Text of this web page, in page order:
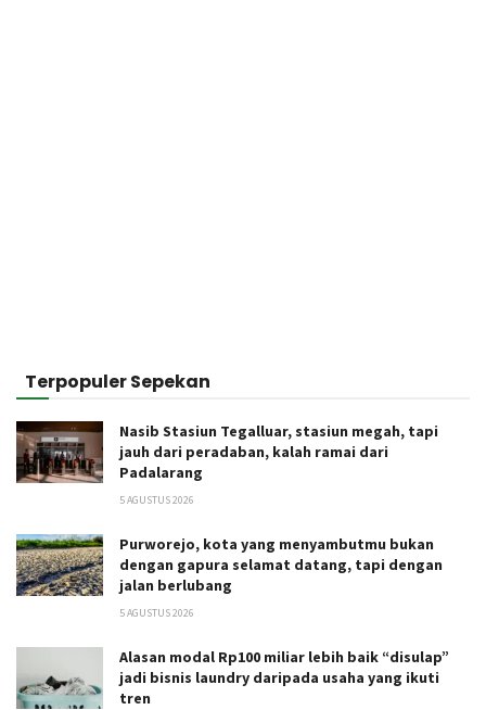
Terpopuler Sepekan
Nasib Stasiun Tegalluar, stasiun megah, tapi
jauh dari peradaban, kalah ramai dari
Padalarang
5 AGUSTUS 2026
Purworejo, kota yang menyambutmu bukan
dengan gapura selamat datang, tapi dengan
jalan berlubang
5 AGUSTUS 2026
Alasan modal Rp100 miliar lebih baik “disulap”
jadi bisnis laundry daripada usaha yang ikuti
tren